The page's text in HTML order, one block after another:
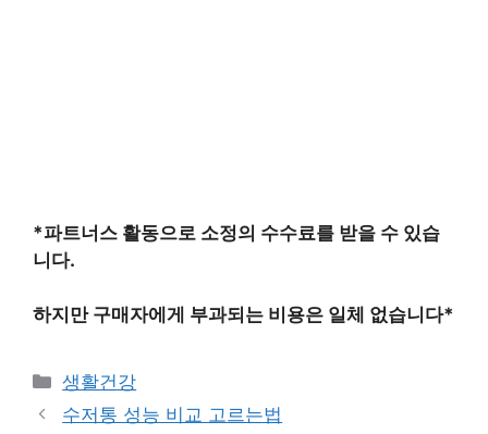
*파트너스 활동으로 소정의 수수료를 받을 수 있습
니다.
하지만 구매자에게 부과되는 비용은 일체 없습니다*
카
테
생활건강
수저통 성능 비교 고르는법